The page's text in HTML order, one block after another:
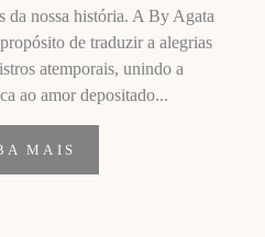
da nossa história. A By Agata
de traduzir a alegrias
atemporais, unindo a
ao amor depositado...
MAIS